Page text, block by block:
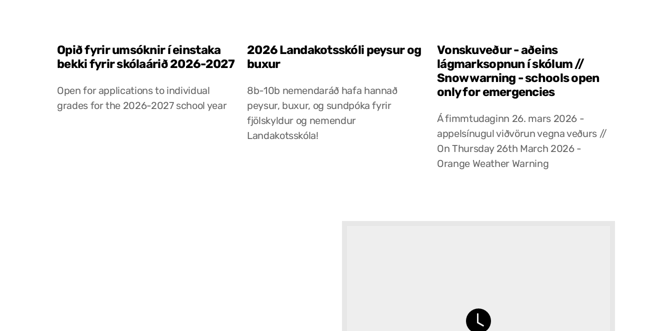
Opið fyrir umsóknir í einstaka
bekki fyrir skólaárið 2026-2027
Open for applications to individual
grades for the 2026-2027 school year
2026 Landakotsskóli peysur og
buxur
8b-10b nemendaráð hafa hannað
peysur, buxur, og sundpóka fyrir
fjölskyldur og nemendur
Landakotsskóla!
Vonskuveður - aðeins
lágmarksopnun í skólum //
Snow warning - schools open
only for emergencies
Á fimmtudaginn 26. mars 2026 -
appelsínugul viðvörun vegna veðurs //
On Thursday 26th March 2026 -
Orange Weather Warning